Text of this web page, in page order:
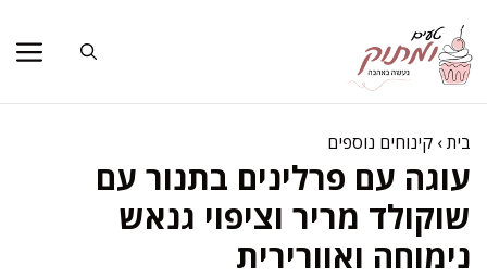
לתוכן
בית› קינוחים נוספים
עוגה עם פרלינים בתנור עם
שוקולד מריר וציפוי גנאש
נימוחה ואוורירית